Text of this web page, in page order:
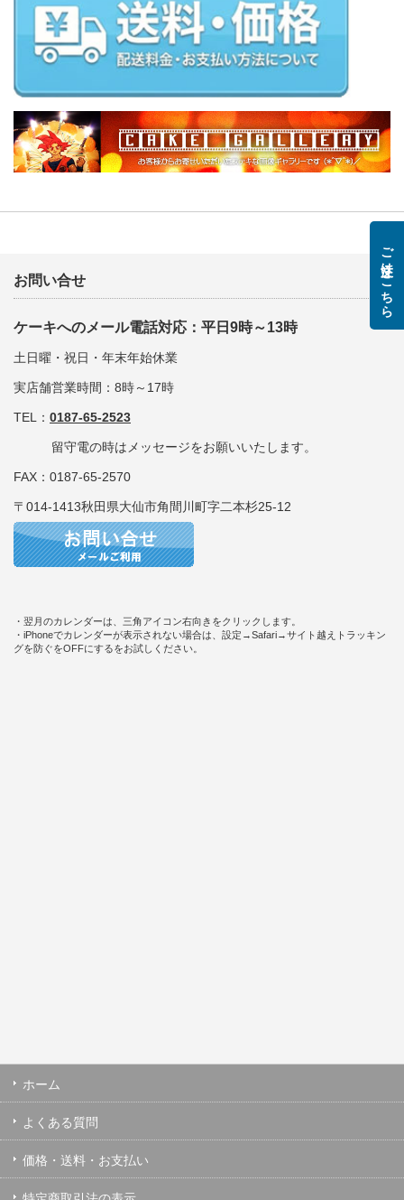
お問い合せ
ケーキへのメール電話対応：平日9時～13時
土日曜・祝日・年末年始休業
実店舗営業時間：8時～17時
TEL： 0187-65-2523
留守電の時はメッセージをお願いいたします。
FAX：0187-65-2570
〒014-1413秋田県大仙市角間川町字二本杉25-12
・翌月のカレンダーは、三角アイコン右向きをクリックします。
・iPhoneでカレンダーが表示されない場合は、設定→Safari→サイト越えトラッキン
グを防ぐをOFFにするをお試しください。
ホーム
よくある質問
価格・送料・お支払い
ご注文はこちら